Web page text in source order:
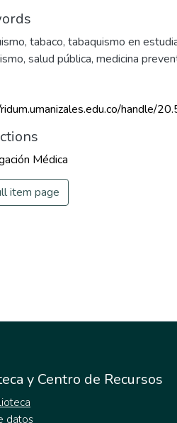
, tabaco, tabaquismo en
, salud pública, medicina
handle/
Médica
item page
y Centro de Recursos
datos